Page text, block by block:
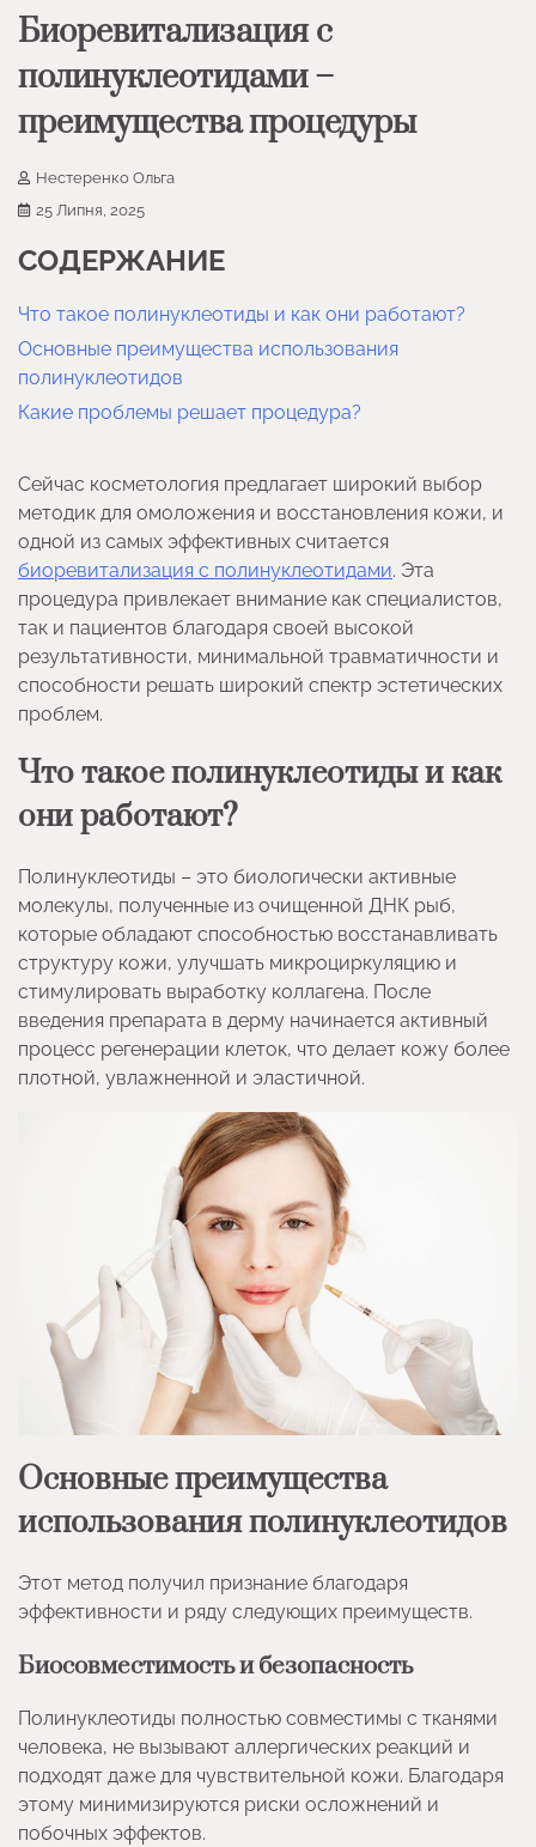
Биоревитализация с
полинуклеотидами –
преимущества процедуры
Нестеренко Ольга
25 Липня, 2025
СОДЕРЖАНИЕ
Что такое полинуклеотиды и как они работают?
Основные преимущества использования
полинуклеотидов
Какие проблемы решает процедура?
Сейчас косметология предлагает широкий выбор
методик для омоложения и восстановления кожи, и
одной из самых эффективных считается
биоревитализация с полинуклеотидами. Эта
процедура привлекает внимание как специалистов,
так и пациентов благодаря своей высокой
результативности, минимальной травматичности и
способности решать широкий спектр эстетических
проблем.
Что такое полинуклеотиды и как
они работают?
Полинуклеотиды – это биологически активные
молекулы, полученные из очищенной ДНК рыб,
которые обладают способностью восстанавливать
структуру кожи, улучшать микроциркуляцию и
стимулировать выработку коллагена. После
введения препарата в дерму начинается активный
процесс регенерации клеток, что делает кожу более
плотной, увлажненной и эластичной.
Основные преимущества
использования полинуклеотидов
Этот метод получил признание благодаря
эффективности и ряду следующих преимуществ.
Биосовместимость и безопасность
Полинуклеотиды полностью совместимы с тканями
человека, не вызывают аллергических реакций и
подходят даже для чувствительной кожи. Благодаря
этому минимизируются риски осложнений и
побочных эффектов.